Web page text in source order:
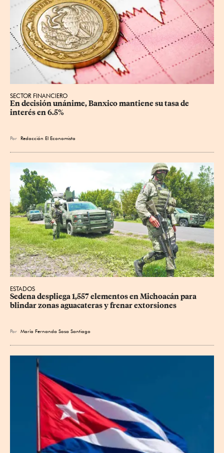
SECTOR FINANCIERO
En decisión unánime, Banxico mantiene su tasa de
interés en 6.5%
Por Redacción El Economista
ESTADOS
Sedena despliega 1,557 elementos en Michoacán para
blindar zonas aguacateras y frenar extorsiones
Por María Fernanda Sosa Santiago